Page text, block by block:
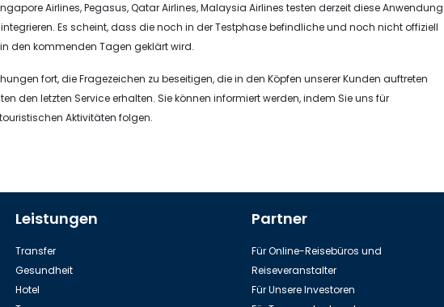
Airlines, Pegasus, Qatar Airlines, Malaysia Airlines testen derzeit diese Anwendung
Es scheint, dass die noch in der Testphase befindliche und noch nicht offiziell
den kommenden Tagen geklärt wird.
fort, die Fragezeichen zu beseitigen, die in den Köpfen unserer Kunden auftreten
den letzten Service erhalten. Sie können informiert werden, indem Sie uns für
Aktivitäten folgen.
Leistungen
Transfer
Gesundheit
Hotel
Partner
Für Online-Reisebüros und
Reiseveranstalter
Für Unsere Investoren